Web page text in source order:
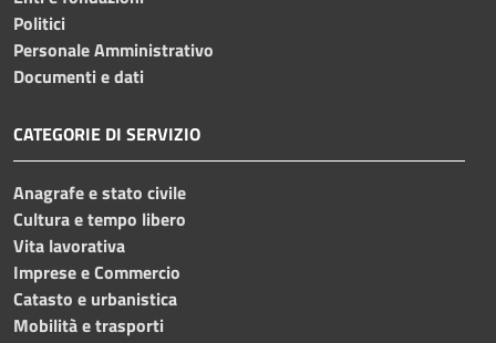
Politici
Personale Amministrativo
Documenti e dati
CATEGORIE DI SERVIZIO
Anagrafe e stato civile
Cultura e tempo libero
Vita lavorativa
Imprese e Commercio
Catasto e urbanistica
Mobilità e trasporti